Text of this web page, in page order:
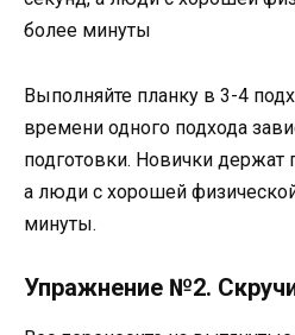
более минуты
Выполняйте планку в 3-4
времени одного подхода
подготовки. Новички держат
а люди с хорошей
минуты.
Упражнение №2.